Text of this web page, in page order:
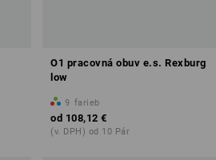
O1 pracovná obuv e.s. Rexburg
low
9 farieb
od 108,12 €
(v. DPH) od 10 Pár